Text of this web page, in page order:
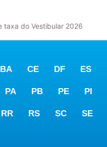
taxa do Vestibular 2026
BA CE DF ES
PA PB PE PI
RR RS SC SE